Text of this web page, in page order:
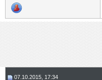
07.10.2015, 17:34